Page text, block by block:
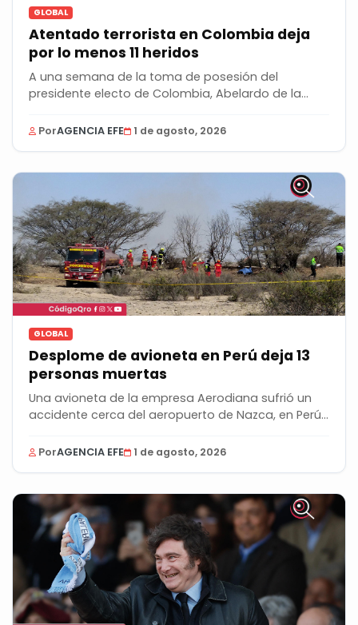
GLOBAL
Atentado terrorista en Colombia deja
por lo menos 11 heridos
A una semana de la toma de posesión del
presidente electo de Colombia, Abelardo de la
PorAGENCIA EFE 1 de agosto, 2026
GLOBAL
Desplome de avioneta en Perú deja 13
personas muertas
Una avioneta de la empresa Aerodiana sufrió un
accidente cerca del aeropuerto de Nazca, en Perú,
PorAGENCIA EFE 1 de agosto, 2026